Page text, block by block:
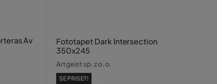
Av
Fototapet Dark Intersection
350x245
Artgeist sp. z o. o.
SE PRISET!